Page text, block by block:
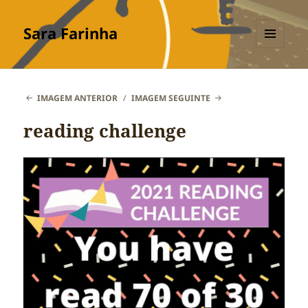
Sara Farinha
MENU
IMAGEM ANTERIOR
IMAGEM SEGUINTE
reading challenge